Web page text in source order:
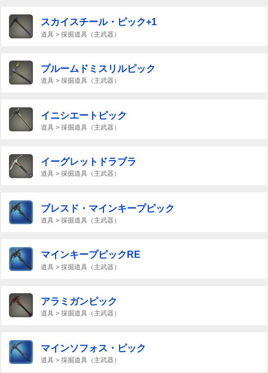
スカイスチール・ピック+1
道具 > 採掘道具（主武器）
プルームドミスリルピック
道具 > 採掘道具（主武器）
イニシエートピック
道具 > 採掘道具（主武器）
イーグレットドラブラ
道具 > 採掘道具（主武器）
ブレスド・マインキープピック
道具 > 採掘道具（主武器）
マインキープピックRE
道具 > 採掘道具（主武器）
アラミガンピック
道具 > 採掘道具（主武器）
マインソフォス・ピック
道具 > 採掘道具（主武器）